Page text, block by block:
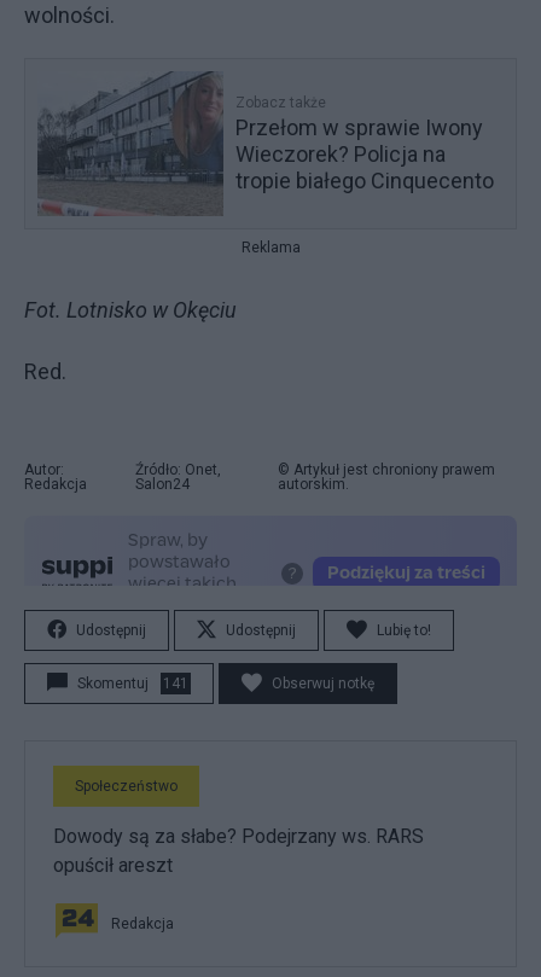
wolności.
Zobacz także
Przełom w sprawie Iwony
Wieczorek? Policja na
tropie białego Cinquecento
Reklama
Fot. Lotnisko w Okęciu
Red.
Autor:
Redakcja
Źródło: Onet,
Salon24
© Artykuł jest chroniony prawem
autorskim.
Udostępnij Udostępnij Lubię to!
Skomentuj 141 Obserwuj notkę
Społeczeństwo
Dowody są za słabe? Podejrzany ws. RARS
opuścił areszt
Redakcja